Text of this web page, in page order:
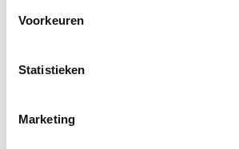
Voorkeuren
Statistieken
Marketing
Huidverbetering gaat niet over een nacht ijs
Van rood naar rustig
Bekijk blog items